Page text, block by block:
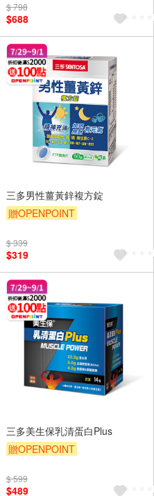
贈OPENPOINT
$ 798
$688
三多男性薑黃鋅複方錠
贈OPENPOINT
$ 339
$319
三多美生保乳清蛋白Plus
贈OPENPOINT
$ 599
$489